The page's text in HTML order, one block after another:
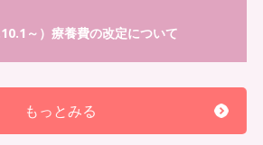
～）療養費の改定について
もっとみる
ハビリなどへの要望に応え、
も作ってくれる所を探してい